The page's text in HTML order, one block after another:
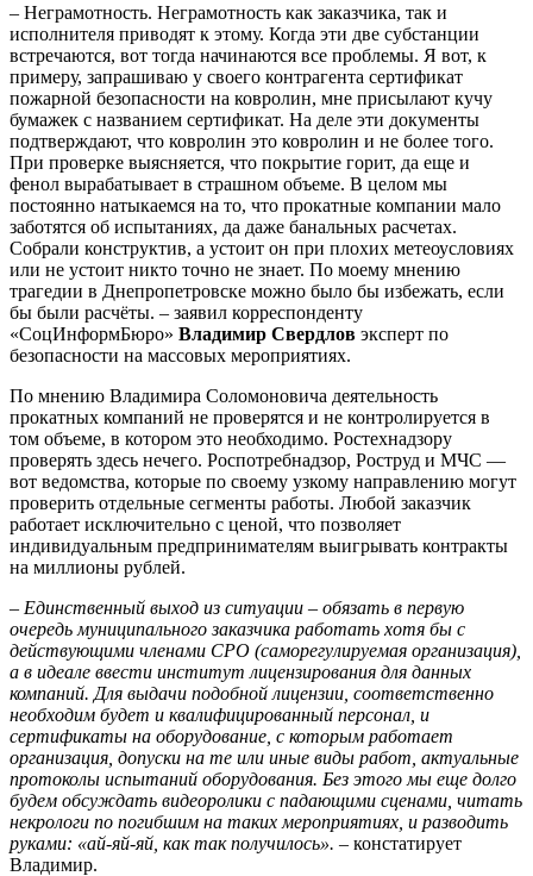
– Неграмотность. Неграмотность как заказчика, так и
исполнителя приводят к этому. Когда эти две субстанции
встречаются, вот тогда начинаются все проблемы. Я вот, к
примеру, запрашиваю у своего контрагента сертификат
пожарной безопасности на ковролин, мне присылают кучу
бумажек с названием сертификат. На деле эти документы
подтверждают, что ковролин это ковролин и не более того.
При проверке выясняется, что покрытие горит, да еще и
фенол вырабатывает в страшном объеме. В целом мы
постоянно натыкаемся на то, что прокатные компании мало
заботятся об испытаниях, да даже банальных расчетах.
Собрали конструктив, а устоит он при плохих метеоусловиях
или не устоит никто точно не знает. По моему мнению
трагедии в Днепропетровске можно было бы избежать, если
бы были расчёты. – заявил корреспонденту
«СоцИнформБюро» Владимир Свердлов эксперт по
безопасности на массовых мероприятиях.
По мнению Владимира Соломоновича деятельность
прокатных компаний не проверятся и не контролируется в
том объеме, в котором это необходимо. Ростехнадзору
проверять здесь нечего. Роспотребнадзор, Роструд и МЧС —
вот ведомства, которые по своему узкому направлению могут
проверить отдельные сегменты работы. Любой заказчик
работает исключительно с ценой, что позволяет
индивидуальным предпринимателям выигрывать контракты
на миллионы рублей.
– Единственный выход из ситуации – обязать в первую
очередь муниципального заказчика работать хотя бы с
действующими членами СРО (саморегулируемая организация),
а в идеале ввести институт лицензирования для данных
компаний. Для выдачи подобной лицензии, соответственно
необходим будет и квалифицированный персонал, и
сертификаты на оборудование, с которым работает
организация, допуски на те или иные виды работ, актуальные
протоколы испытаний оборудования. Без этого мы еще долго
будем обсуждать видеоролики с падающими сценами, читать
некрологи по погибшим на таких мероприятиях, и разводить
руками: «ай-яй-яй, как так получилось». – констатирует
Владимир.